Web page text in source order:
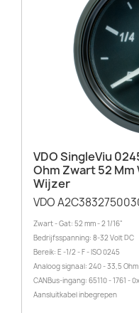
VDO SingleViu
Ohm Zwart 52
Wijzer
VDO
Zwart - Gat: 52 mm - 2 1/16"
Bedrijfsspanning: 8-32 Volt DC
Bereik: E -1/2 - F - ISO 0245
Analoog signaal: 240 - 33,5 Ohm
CANBus-ingang: 65110 - 1761 -
Aansluitkabel inbegrepen